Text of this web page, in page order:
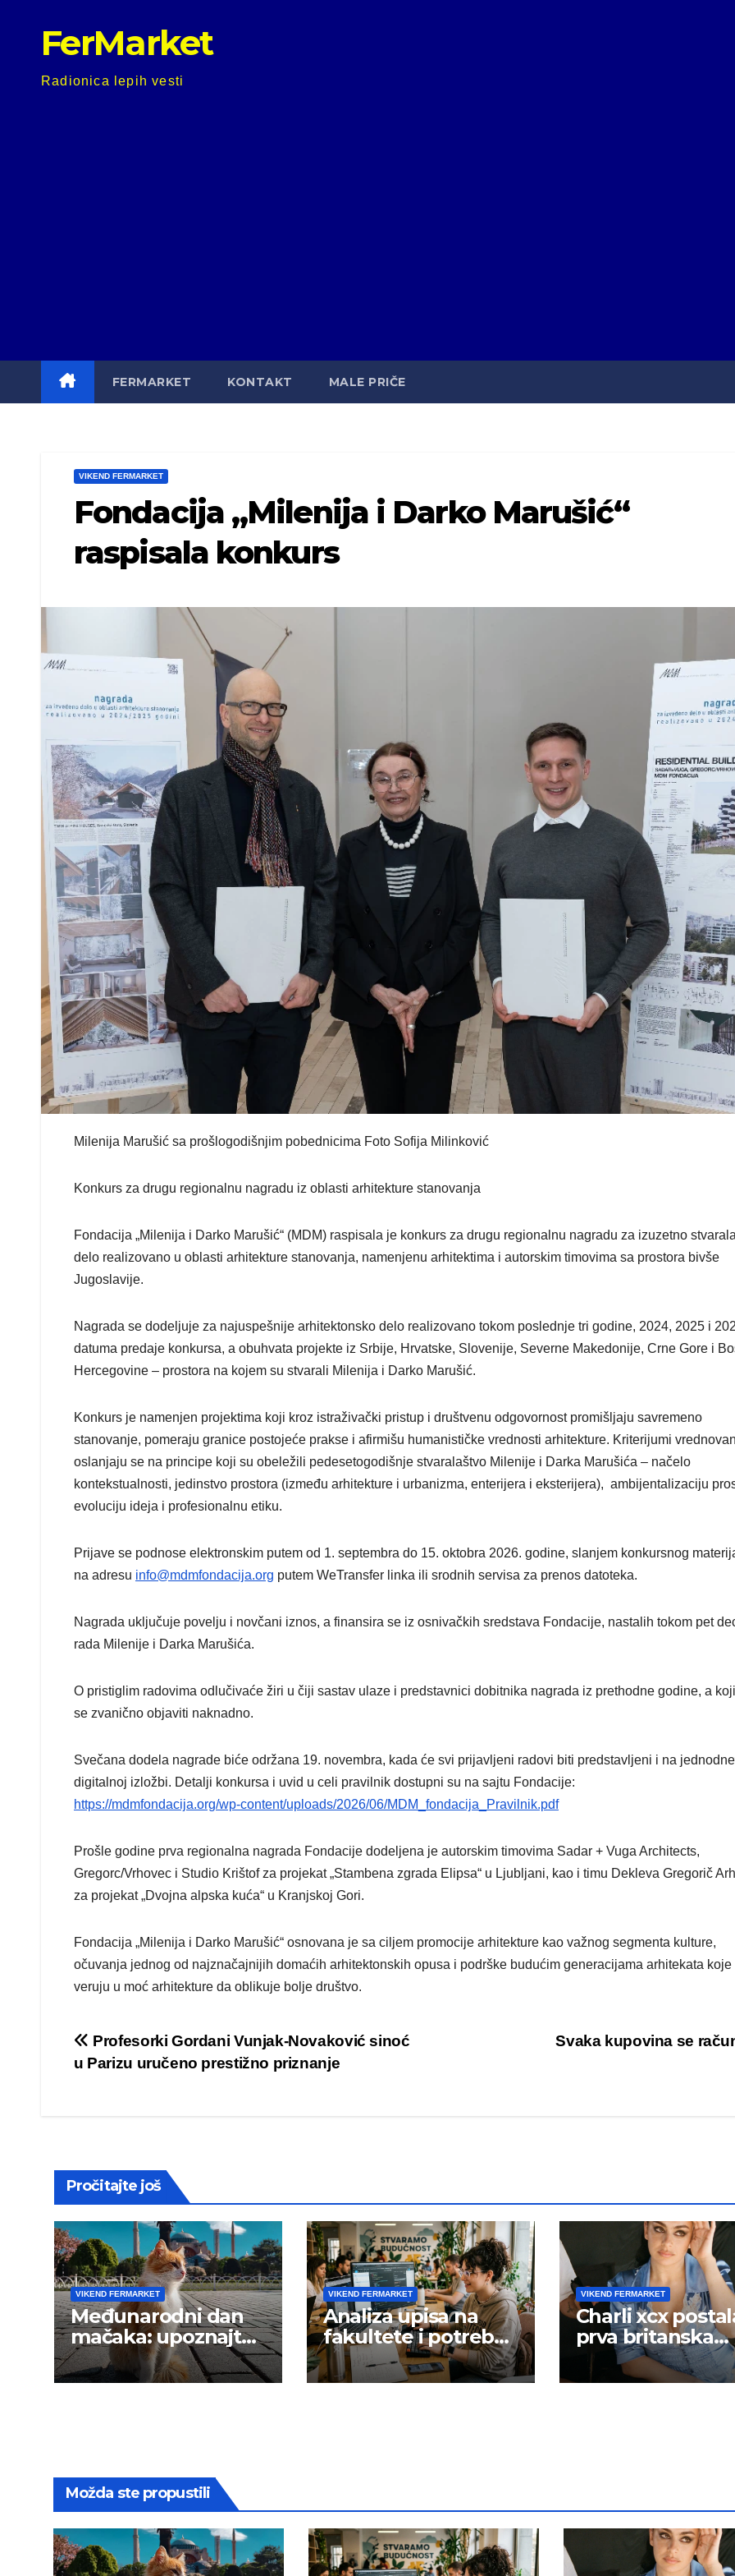
FerMarket
Radionica lepih vesti
FERMARKET KONTAKT MALE PRIČE
VIKEND FERMARKET
Fondacija „Milenija i Darko Marušić“
raspisala konkurs
Milenija Marušić sa prošlogodišnjim pobednicima Foto Sofija Milinković
Konkurs za drugu regionalnu nagradu iz oblasti arhitekture stanovanja
Fondacija „Milenija i Darko Marušić“ (MDM) raspisala je konkurs za drugu regionalnu nagradu za izuzetno
delo realizovano u oblasti arhitekture stanovanja, namenjenu arhitektima i autorskim timovima sa prostora bivše
Jugoslavije.
Nagrada se dodeljuje za najuspešnije arhitektonsko delo realizovano tokom poslednje tri godine, 2024, 2025 i
datuma predaje konkursa, a obuhvata projekte iz Srbije, Hrvatske, Slovenije, Severne Makedonije, Crne Gore i
Hercegovine – prostora na kojem su stvarali Milenija i Darko Marušić.
Konkurs je namenjen projektima koji kroz istraživački pristup i društvenu odgovornost promišljaju savremeno
stanovanje, pomeraju granice postojeće prakse i afirmišu humanističke vrednosti arhitekture. Kriterijumi
oslanjaju se na principe koji su obeležili pedesetogodišnje stvaralaštvo Milenije i Darka Marušića – načelo
kontekstualnosti, jedinstvo prostora (između arhitekture i urbanizma, enterijera i eksterijera), ambijentalizaciju
evoluciju ideja i profesionalnu etiku.
Prijave se podnose elektronskim putem od 1. septembra do 15. oktobra 2026. godine, slanjem konkursnog
na adresu info@mdmfondacija.org putem WeTransfer linka ili srodnih servisa za prenos datoteka.
Nagrada uključuje povelju i novčani iznos, a finansira se iz osnivačkih sredstava Fondacije, nastalih tokom pet
rada Milenije i Darka Marušića.
O pristiglim radovima odlučivaće žiri u čiji sastav ulaze i predstavnici dobitnika nagrada iz prethodne godine, a
se zvanično objaviti naknadno.
Svečana dodela nagrade biće održana 19. novembra, kada će svi prijavljeni radovi biti predstavljeni i na
digitalnoj izložbi. Detalji konkursa i uvid u celi pravilnik dostupni su na sajtu Fondacije:
https://mdmfondacija.org/wp-content/uploads/2026/06/MDM_fondacija_Pravilnik.pdf
Prošle godine prva regionalna nagrada Fondacije dodeljena je autorskim timovima Sadar + Vuga Architects,
Gregorc/Vrhovec i Studio Krištof za projekat „Stambena zgrada Elipsa“ u Ljubljani, kao i timu Dekleva Gregorič
za projekat „Dvojna alpska kuća“ u Kranjskoj Gori.
Fondacija „Milenija i Darko Marušić“ osnovana je sa ciljem promocije arhitekture kao važnog segmenta kulture,
očuvanja jednog od najznačajnijih domaćih arhitektonskih opusa i podrške budućim generacijama arhitekata koje
veruju u moć arhitekture da oblikuje bolje društvo.
Post
navigation
Svaka kupovina se
Profesorki Gordani Vunjak-Novaković sinoć
u Parizu uručeno prestižno priznanje
Pročitajte još
VIKEND FERMARKET
Međunarodni dan
mačaka: upoznajte
istanbulske mace
VIKEND FERMARKET
Analiza upisa na
fakultete i potreba
tržišta rada
VIKEND FERMARKET
Charli xcx
prva britanska
pevačica sa dva
albuma na
VIKEND FERMARKET
dan
mace
Možda ste propustili